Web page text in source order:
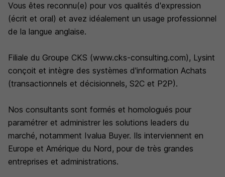
Vous êtes reconnu(e) pour vos qualités d'expression
(écrit et oral) et avez idéalement un usage professionnel
de la langue anglaise.
Filiale du Groupe CKS (www.cks-consulting.com), Lysint
conçoit et intègre des systèmes d'information Achats
(transactionnels et décisionnels, S2C et P2P).
Nos consultants sont formés et homologués pour
paramétrer et administrer les solutions leaders du
marché, notamment Ivalua Buyer. Ils interviennent en
Europe et Amérique du Nord, pour de très grandes
entreprises et administrations.